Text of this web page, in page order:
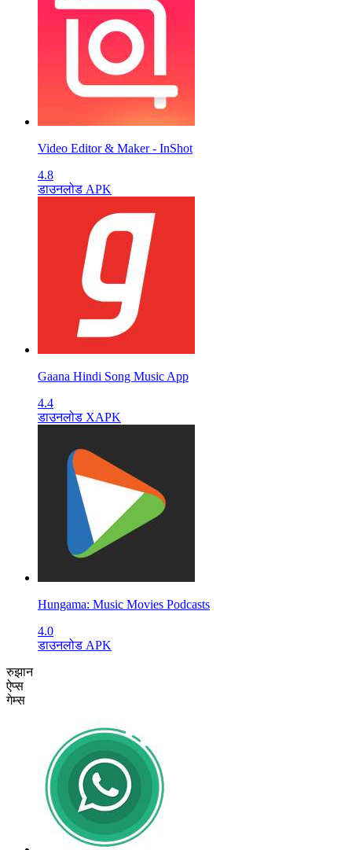
Video Editor & Maker - InShot
4.8
डाउनलोड APK
Gaana Hindi Song Music App
4.4
डाउनलोड XAPK
Hungama: Music Movies Podcasts
4.0
डाउनलोड APK
रुझान
ऐप्स
गेम्स